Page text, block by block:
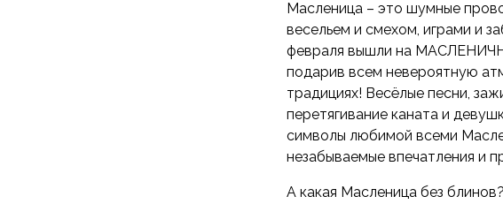
Масленица – это шумные
весельем и смехом, играми и
февраля вышли на
подарив всем невероятную
традициях! Весёлые песни,
перетягивание каната и
символы любимой всеми
незабываемые впечатления и
А какая Масленица без